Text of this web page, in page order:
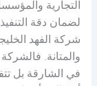
التجارية
لضمان دقة
شركة الفهد
والمتانة.
في الشارقة بل